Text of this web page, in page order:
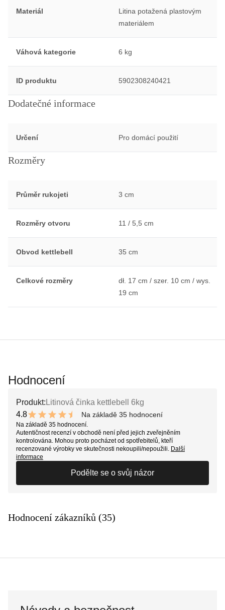
Materiál
Litina potažená plastovým
materiálem
Váhová kategorie 6 kg
ID produktu 5902308240421
Dodatečné informace
Určení Pro domácí použití
Rozměry
Průměr rukojeti 3 cm
Rozměry otvoru 11 / 5,5 cm
Obvod kettlebell 35 cm
Celkové rozměry
dł. 17 cm / szer. 10 cm / wys.
19 cm
Hodnocení
Produkt: Litinová činka kettlebell 6kg
4.8
9.6 out of 10 stars
Na základě 35 hodnocení
Na základě 35 hodnocení.
Autentičnost recenzí v obchodě není před jejich zveřejněním
kontrolována. Mohou proto pocházet od spotřebitelů, kteří
recenzované výrobky ve skutečnosti nekoupili/nepoužili. Další
informace
Podělte se o svůj názor
Hodnocení zákazníků (35)